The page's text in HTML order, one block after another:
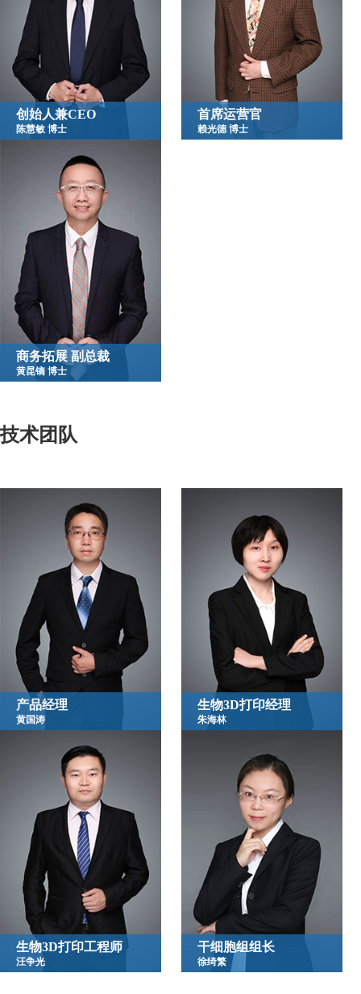
创始人兼CEO
陈慧敏 博士
首席运营官
赖光德 博士
商务拓展 副总裁
黄昆镝 博士
技术团队
产品经理
黄国涛
生物3D打印经理
朱海林
生物3D打印工程师
汪争光
干细胞组组长
徐绮繁